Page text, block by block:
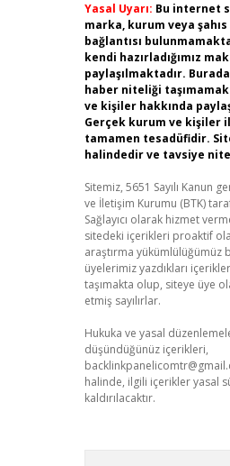
Yasal Uyarı: Bu internet
marka, kurum veya
bağlantısı
kendi hazırladığımız
paylaşılmaktadır.
haber niteliği
ve kişiler hakkında
Gerçek kurum ve kişiler
tamamen tesadüfidir.
halindedir ve tavsiye
Sitemiz, 5651 Sayılı Kanun
ve İletişim Kurumu (BTK)
Sağlayıcı olarak hizmet
sitedeki içerikleri proaktif
araştırma yükümlülüğümüz
üyelerimiz yazdıkları
taşımakta olup, siteye üye
etmiş sayılırlar.
Hukuka ve yasal
düşündüğünüz içerikleri,
halinde, ilgili içerikler yasal
kaldırılacaktır.